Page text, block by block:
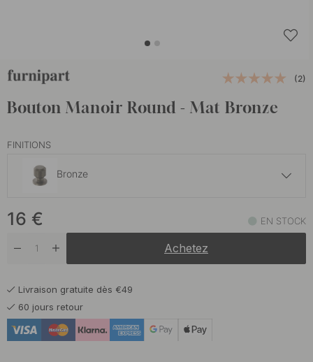
(2)
Bouton Manoir Round - Mat Bronze
FINITIONS
Bronze
En stock
En stock
Noir mat
16 € EN STOCK
Achetez
Livraison gratuite dès €49
60 jours retour